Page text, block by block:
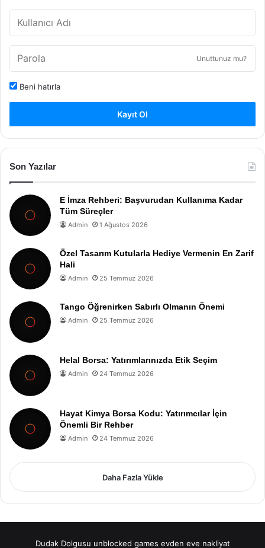
Unuttunuz mu?
Beni hatırla
Kayıt Ol
Son Yazılar
E İmza Rehberi: Başvurudan Kullanıma Kadar
Tüm Süreçler
Admin 1 Ağustos 2026
Özel Tasarım Kutularla Hediye Vermenin En Zarif
Hali
Admin 25 Temmuz 2026
Tango Öğrenirken Sabırlı Olmanın Önemi
Admin 25 Temmuz 2026
Helal Borsa: Yatırımlarınızda Etik Seçim
Admin 24 Temmuz 2026
Hayat Kimya Borsa Kodu: Yatırımcılar İçin
Önemli Bir Rehber
Admin 24 Temmuz 2026
Daha Fazla Yükle
Dudak Dolgusu unblocked games evden eve nakliyat